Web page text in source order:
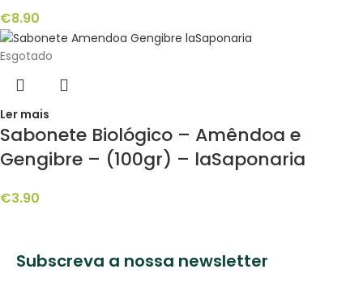
€8.90
Esgotado
Ler mais
Sabonete Biológico – Amêndoa e
Gengibre – (100gr) – laSaponaria
€3.90
Subscreva a nossa newsletter